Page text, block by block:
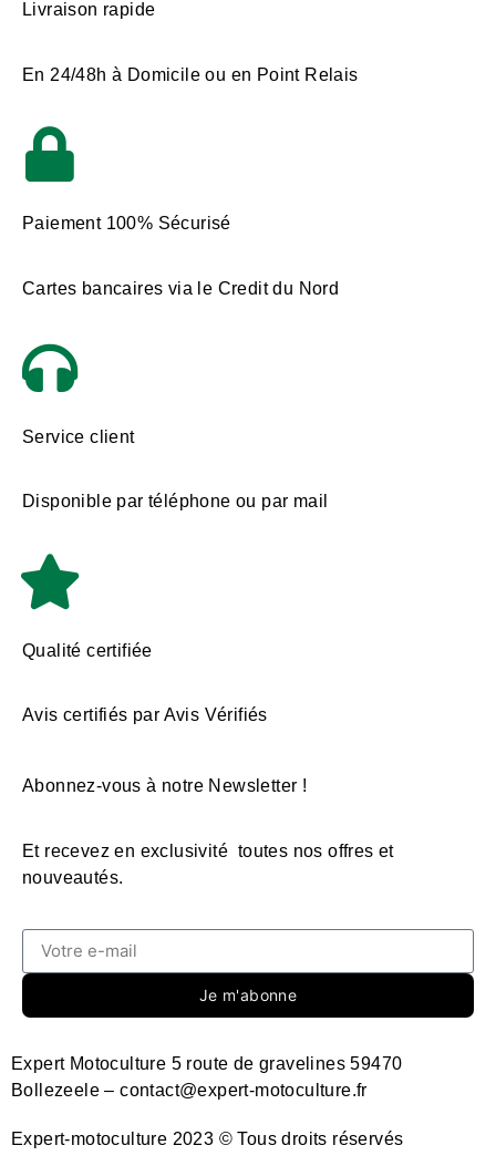
Livraison rapide
En 24/48h à Domicile ou en Point Relais
Paiement 100% Sécurisé
Cartes bancaires via le Credit du Nord
Service client
Disponible par téléphone ou par mail
Qualité certifiée
Avis certifiés par Avis Vérifiés
Abonnez-vous à notre Newsletter !
Et recevez en exclusivité toutes nos offres et
nouveautés.
Je m'abonne
Expert-motoculture 2023 © Tous droits réservés
Expert Motoculture 5 route de gravelines 59470
Bollezeele – contact@expert-motoculture.fr